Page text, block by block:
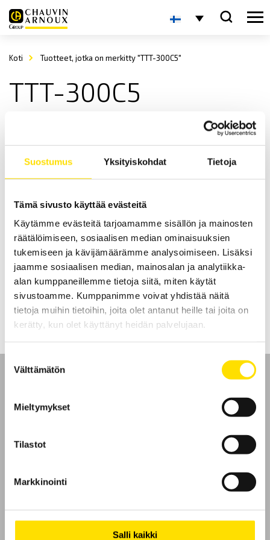
Suostumus Yksityiskohdat Tietoja
Tämä sivusto käyttää evästeitä
Käytämme evästeitä tarjoamamme sisällön ja mainosten
räätälöimiseen, sosiaalisen median ominaisuuksien
tukemiseen ja kävijämäärämme analysoimiseen. Lisäksi
jaamme sosiaalisen median, mainosalan ja analytiikka-
alan kumppaneillemme tietoja siitä, miten käytät
sivustoamme. Kumppanimme voivat yhdistää näitä
tietoja muihin tietoihin, joita olet antanut heille tai joita on
kerätty, kun olet käyttänyt heidän palvelujaan.
Suostumuksen
valinta
Välttämätön
Mieltymykset
Tilastot
Markkinointi
Salli kaikki
Koti Tuotteet, jotka on merkitty "TTT-300C5"
TTT-300C5
Alluris Digitaalinen momenttimittari TTT300 2…50
Alluris TTT-300-sarjan Momenttityökalutesterit ovat suunniteltu
laukaisumomentin (napsautuskohta) sekä vääntötyökalujen toisen
maksimiarvon mittaamiseen.
LUE LISÄÄ
GDPR